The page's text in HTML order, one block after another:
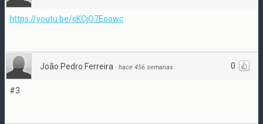
https://youtu.be/cKCjO7Eoowc
0
João Pedro Ferreira · hace 456 semanas
#3